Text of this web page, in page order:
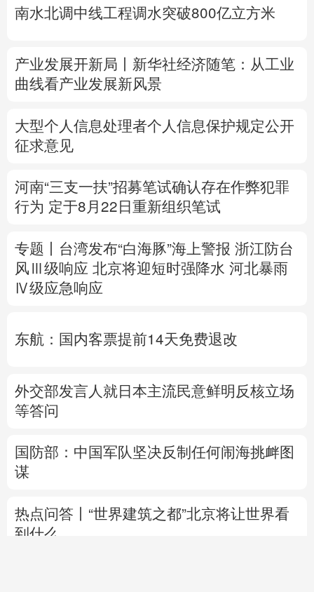
Русский язык 日本語 한국어
南水北调中线工程调水突破800亿立方米
产业发展开新局丨 新华社经济随笔：从工业
曲线看产业发展新风景
大型个人信息处理者个人信息保护规定公开
征求意见
河南“三支一扶”招募笔试确认存在作弊犯罪
行为 定于8月22日重新组织笔试
专题丨 台湾发布“白海豚”海上警报 浙江防台
风Ⅲ级响应 北京将迎短时强降水 河北暴雨
Ⅳ级应急响应
东航：国内客票提前14天免费退改
外交部发言人就日本主流民意鲜明反核立场
等答问
国防部：中国军队坚决反制任何闹海挑衅图
谋
热点问答丨“世界建筑之都”北京将让世界看
到什么